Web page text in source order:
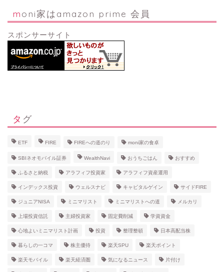
moni家はamazon prime 会員
スポンサーサイト
タグ
ETF FIRE FIREへの道のり moni家の食卓
SBIネオモバイル証券 WealthNavi おうちごはん おすすめ
ふるさと納税 アラフィフ投資家 アラフィフ資産運用
インデックス投資 ウェルスナビ キャピタルゲイン サイドFIRE
ジュニアNISA ミニマリスト ミニマリストへの道 メルカリ
上場投資信託 主婦投資家 固定費削減 学資資金
心地よいミニマリスト計画 投資 整理整頓 日本高配当株
暮らしの一コマ 株主優待 楽天SPU 楽天ポイント
楽天モバイル 楽天経済圏 気になるニュース 片付け